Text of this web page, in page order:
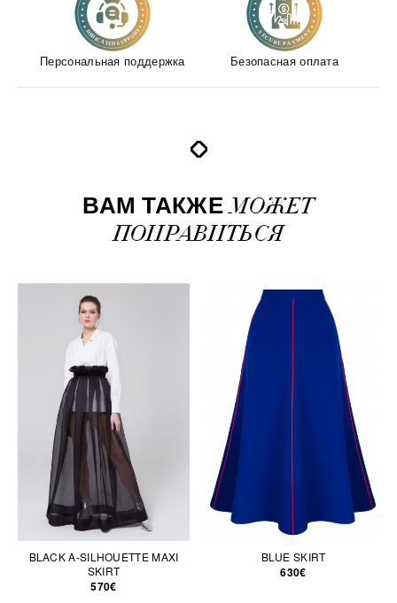
Персональная поддержка Безопасная оплата
ВАМ ТАКЖЕМОЖЕТ
ПОНРАВИТЬСЯ
BLACK A-SILHOUETTE MAXI
SKIRT
570€
BLUE SKIRT
630€